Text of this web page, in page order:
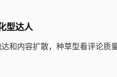
型达人
和内容扩散，种草型看评论质